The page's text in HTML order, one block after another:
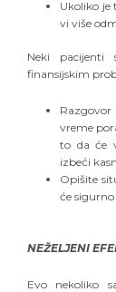
Ukoliko je
vi više
Neki pacijenti
finansijskim
vreme
to da će
izbeći
Opišite
će
NEŽELJENI
Evo nekoliko